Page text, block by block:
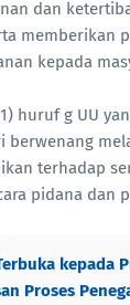
dan
memberikan
kepada
huruf g UU
berwenang
terhadap
pidana dan
kepada
Proses